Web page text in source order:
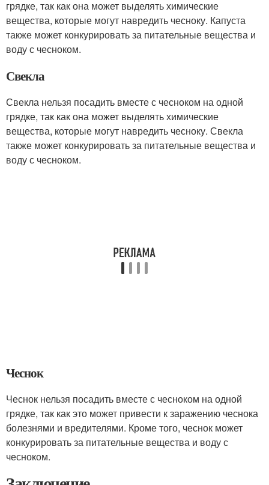
грядке, так как она может выделять химические
вещества, которые могут навредить чесноку. Капуста
также может конкурировать за питательные вещества и
воду с чесноком.
Свекла
Свекла нельзя посадить вместе с чесноком на одной
грядке, так как она может выделять химические
вещества, которые могут навредить чесноку. Свекла
также может конкурировать за питательные вещества и
воду с чесноком.
Чеснок
Чеснок нельзя посадить вместе с чесноком на одной
грядке, так как это может привести к заражению чеснока
болезнями и вредителями. Кроме того, чеснок может
конкурировать за питательные вещества и воду с
чесноком.